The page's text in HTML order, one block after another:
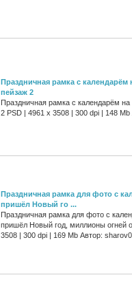
Праздничная рамка с календарём
пейзаж 2
Праздничная рамка с календарём
2 PSD | 4961 х 3508 | 300 dpi | 148
Праздничная рамка для фото с
пришёл Новый го ...
Праздничная рамка для фото с
пришёл Новый год, миллионы огней
3508 | 300 dpi | 169 Mb Автор: